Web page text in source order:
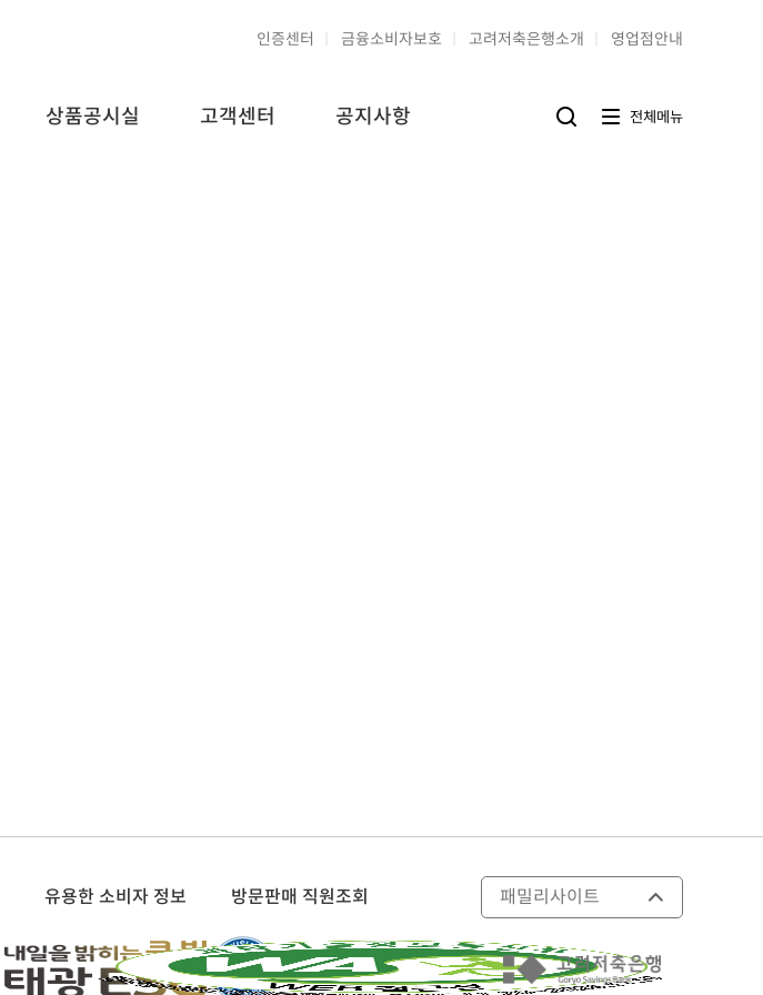
인증센터 금융소비자보호 고려저축은행소개 영업점안내
상품공시실 고객센터 공지사항
검
전
전체메뉴
유용한 소비자 정보 방문판매 직원조회 패밀리사이트